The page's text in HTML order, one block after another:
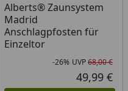
in ProzentPreis
Preis
Alberts® Zaunsystem
Madrid
Anschlagpfosten für
Einzeltor
-26% UVP68,00 €
49,99 €